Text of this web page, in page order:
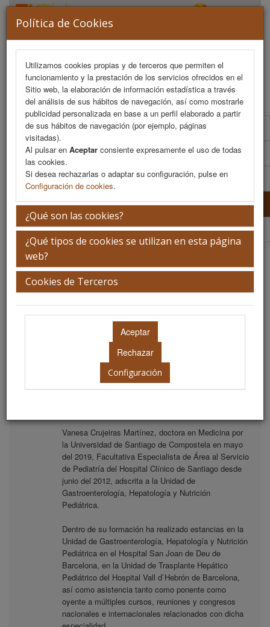
Política de Cookies
Utilizamos cookies propias y de terceros que permiten el
funcionamiento y la prestación de los servicios ofrecidos en el
Sitio web, la elaboración de información estadística a través
del análisis de sus hábitos de navegación, así como mostrarle
publicidad personalizada en base a un perfil elaborado a partir
de sus hábitos de navegación (por ejemplo, páginas
visitadas).
Al pulsar en Aceptar consiente expresamente el uso de todas
las cookies.
Si desea rechazarlas o adaptar su configuración, pulse en
Configuración de cookies.
¿Qué son las cookies?
¿Qué tipos de cookies se utilizan en esta página
web?
Cookies de Terceros
Configuración
MENU
Comité Organizador
Comité Científico
Comité De Honor
Comité Científico 75 Aniversario Sopega
Comité Organizador 75 Aniversario Sopega
Comité Científico 75 Aniversario Sopega
Vanesa Crujeiras Martínez
Facultativo. Especialista de Pediatría. Unidad de
Gastroenterología, Hepatología y Nutrición Pediátrica
. Complejo Hospitalario Universitario Santiago de
Compostela. A Coruña.
Vanesa Crujeiras Martínez, doctora en Medicina por
la Universidad de Santiago de Compostela en mayo
del 2019, Facultativa Especialista de Área al Servicio
de Pediatría del Hospital Clínico de Santiago desde
junio del 2012, adscrita a la Unidad de
Gastroenterología, Hepatología y Nutrición
Pediátrica.
Dentro de su formación ha realizado estancias en la
Unidad de Gastroenterología, Hepatología y Nutrición
Pediátrica en el Hospital San Joan de Deu de
Barcelona, en la Unidad de Trasplante Hepático
Pediátrico del Hospital Vall d`Hebrón de Barcelona,
así como asistencia tanto como ponente como
oyente a múltiples cursos, reuniones y congresos
nacionales e internacionales relacionados con dicha